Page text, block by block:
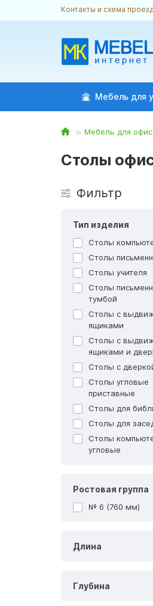
Контакты и схема
Мебель для
Мебель для
Столы
Фильтр
Тип изделия
Столы
Столы
Столы учителя
Столы
тумбой
Столы с
ящиками
Столы с
ящиками и
Столы с
Столы угловые
приставные
Столы для
Столы для
Столы
угловые
Ростовая группа
№ 6 (760 мм)
Длина
Глубина